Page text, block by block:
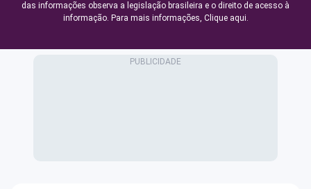
das informações observa a legislação brasileira e o direito de acesso à
informação. Para mais informações, Clique aqui.